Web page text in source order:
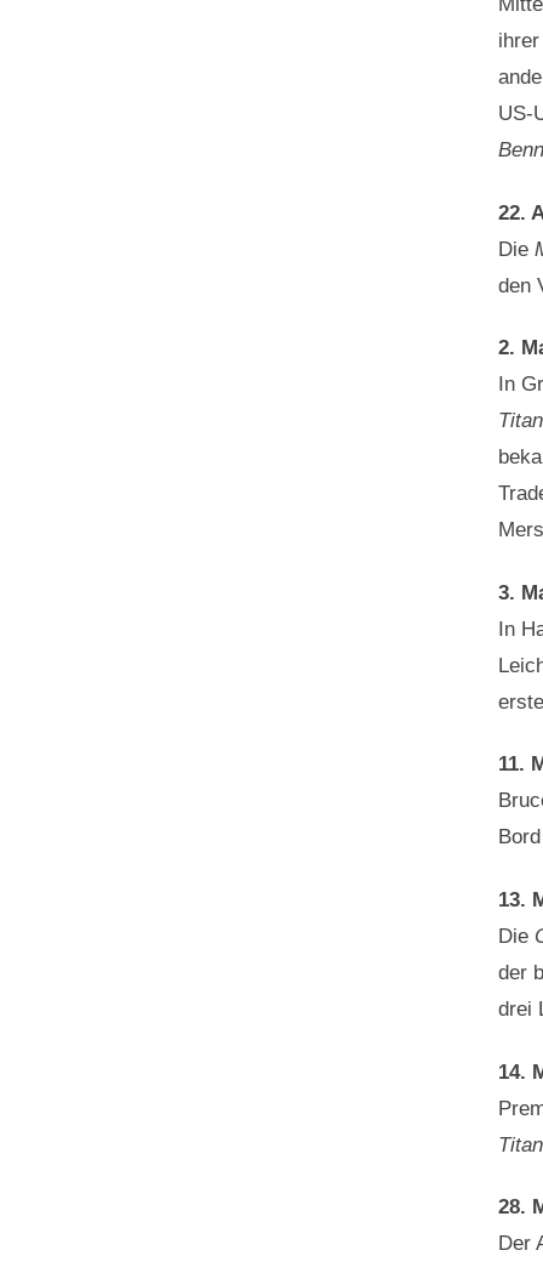
US-
22.
Die
den
2.
In
3.
In
11.
13.
Die
der
drei
14.
28.
Der